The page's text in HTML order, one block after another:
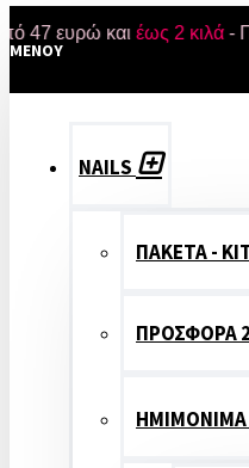
καιέως 2 κιλά- Πάνω από
MENOY
NAILS
ΠΑΚΕΤΑ -
ΠΡΟΣΦΟΡΑ
ΗΜΙΜΟΝΙΜΑ